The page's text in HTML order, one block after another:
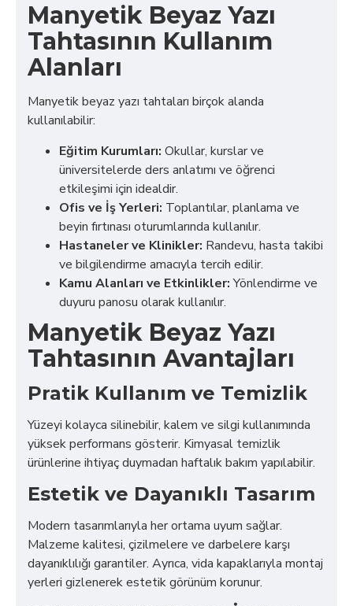
Manyetik Beyaz Yazı
Tahtasının Kullanım
Alanları
Manyetik beyaz yazı tahtaları birçok alanda
kullanılabilir:
Eğitim Kurumları: Okullar, kurslar ve
üniversitelerde ders anlatımı ve öğrenci
etkileşimi için idealdir.
Ofis ve İş Yerleri: Toplantılar, planlama ve
beyin fırtınası oturumlarında kullanılır.
Hastaneler ve Klinikler: Randevu, hasta takibi
ve bilgilendirme amacıyla tercih edilir.
Kamu Alanları ve Etkinlikler:Yönlendirme ve
duyuru panosu olarak kullanılır.
Manyetik Beyaz Yazı
Tahtasının Avantajları
Pratik Kullanım ve Temizlik
Yüzeyi kolayca silinebilir, kalem ve silgi kullanımında
yüksek performans gösterir. Kimyasal temizlik
ürünlerine ihtiyaç duymadan haftalık bakım yapılabilir.
Estetik ve Dayanıklı Tasarım
Modern tasarımlarıyla her ortama uyum sağlar.
Malzeme kalitesi, çizilmelere ve darbelere karşı
dayanıklılığı garantiler. Ayrıca, vida kapaklarıyla montaj
yerleri gizlenerek estetik görünüm korunur.